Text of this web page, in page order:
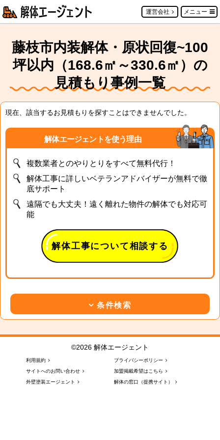
運営会社 メニュー
藤枝市内装解体・原状回復~100
坪以内（168.6㎡～330.6㎡）の
見積もり事例一覧
現在、該当するお見積もりを探すことはできませんでした。
解体エージェントを使う理由
複数業者とのやりとりをすべて無料代行！
解体工事に詳しいベテランアドバイザーが無料で徹
底サポート
遠隔でも大丈夫！遠く離れた物件の解体でも対応可
能
解体工事について相談する
条件検索
©2026 解体エージェント
利用規約
プライバシーポリシー
サイトへのお問い合わせ
加盟掲載希望はこちら
外壁塗装エージェント
解体の窓口（提携サイト）